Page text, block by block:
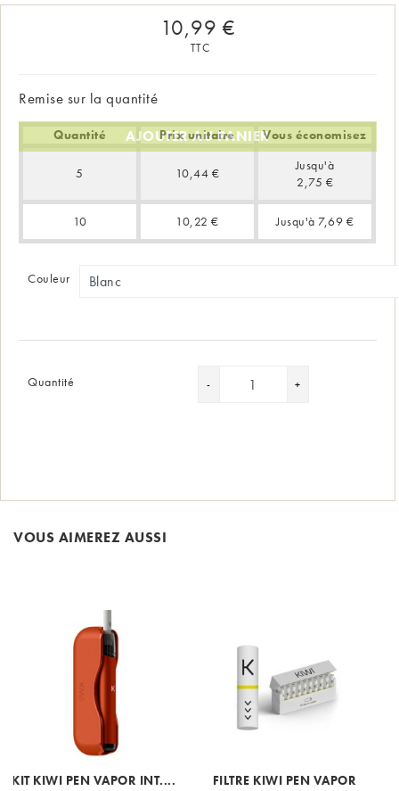
10,99 €
TTC
Remise sur la quantité
Quantité Prix unitaire Vous économisez
5 10,44 €
Jusqu'à
2,75 €
10 10,22 € Jusqu'à 7,69 €
Couleur
Quantité
AJOUTER AU PANIER
VOUS AIMEREZ AUSSI
KIT KIWI PEN VAPOR INT....
FILTRE KIWI PEN VAPOR